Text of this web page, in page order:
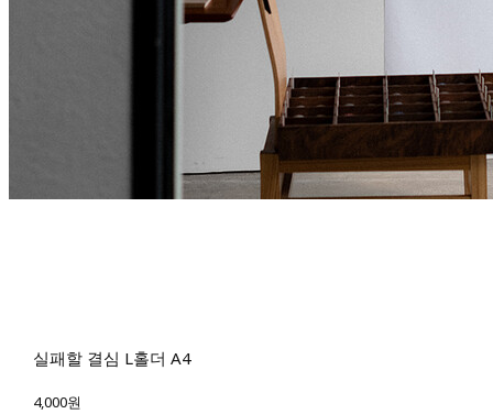
실패할 결심 L홀더 A4
4,000원